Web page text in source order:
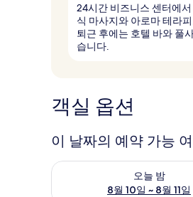
24시간 비즈니스 센터에
식 마사지와 아로마 테라
퇴근 후에는 호텔 바와 풀
습니다.
객실 옵션
이 날짜의 예약 가능
오늘 밤
8월 10일 ~ 8월 11일
오늘 밤 예약 가능 여부 확인,